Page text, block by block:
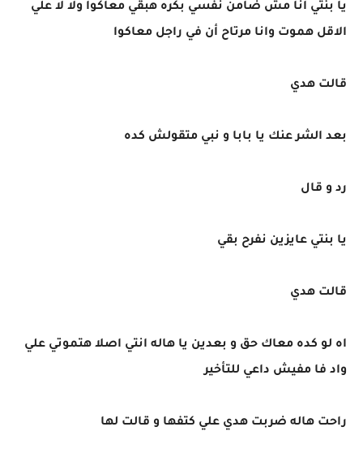
يا بنتي انا مش ضامن نفسي بكره هبقي معاكوا ولا لا علي
الاقل هموت وانا مرتاح أن في راجل معاكوا
قالت هدي
بعد الشر عنك يا بابا و نبي متقولش كده
رد و قال
يا بنتي عايزين نفرح بقي
قالت هدي
اه لو كده معاك حق و بعدين يا هاله انتي اصلا هتموتي علي
واد فا مفيش داعي للتأخير
راحت هاله ضربت هدي علي كتفها و قالت لها